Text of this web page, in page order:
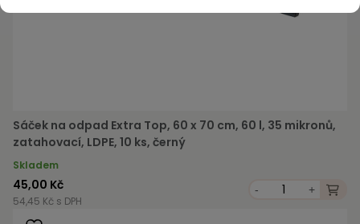
Sáček na odpad Extra Top, 60 x 70 cm, 60 l, 35 mikronů,
zatahovací, LDPE, 10 ks, černý
Skladem
45,00 Kč
54,45 Kč s DPH
- +